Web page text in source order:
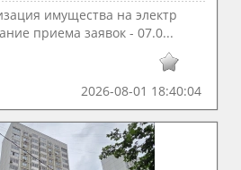
имущества на электр
приема заявок - 07.0...
2026-08-01 18:40:04